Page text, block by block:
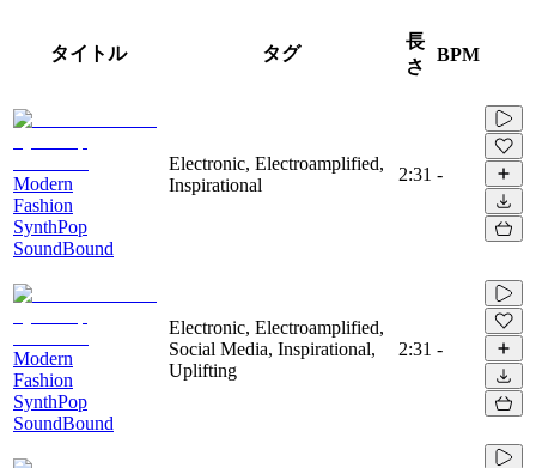
タイトル タグ
長
さ
BPM
Modern
Fashion
SynthPop
SoundBound
Electronic, Electroamplified,
Inspirational
2:31 -
Modern
Fashion
SynthPop
SoundBound
Electronic, Electroamplified,
Social Media, Inspirational,
Uplifting
2:31 -